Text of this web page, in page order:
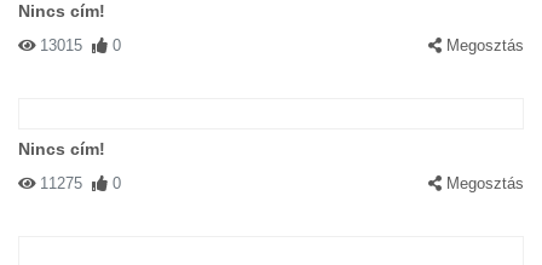
Nincs cím!
13015 0 Megosztás
Nincs cím!
11275 0 Megosztás